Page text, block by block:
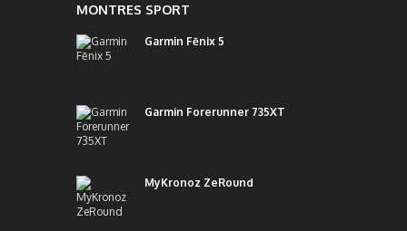
MONTRES SPORT
Garmin Fēnix 5
Garmin Forerunner 735XT
MyKronoz ZeRound